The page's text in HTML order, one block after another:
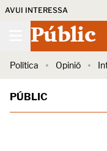
AVUI INTERESSA
Públic
Política Opinió
PÚBLIC